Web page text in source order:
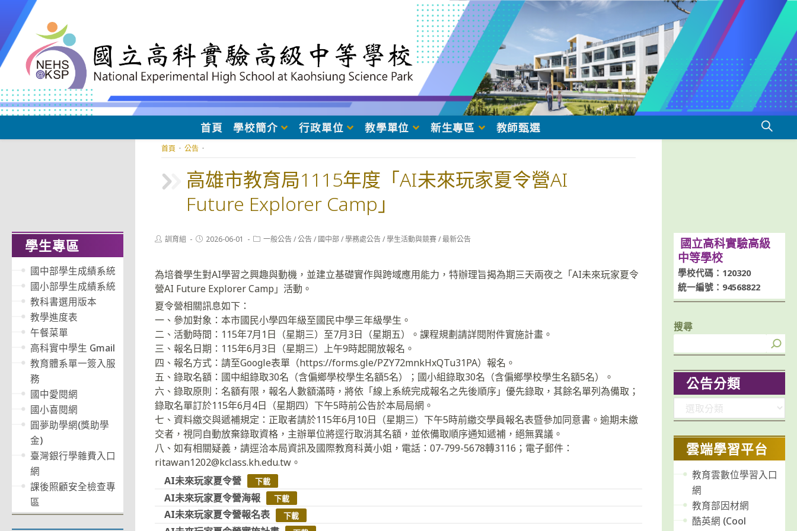
至
主
要
容
首頁 學校簡介 行政單位 教學單位 新生專區 教師甄選
高雄市教育局1115年度「AI未來玩家夏令營AI
Future Explorer Camp」
首頁 · 公告 ·
Post訓育組
Post2026-06-01
Post一般公告 / 公告 / 國中部 / 學務處公告 / 學生活動與競賽 / 最新公告
為培養學生對AI學習之興趣與動機，並建立基礎實作與跨域應用能力，特辦理旨揭為期三天兩夜之「AI未來玩家夏令
營AI Future Explorer Camp」活動。
夏令營相關訊息如下：
一、參加對象：本市國民小學四年級至國民中學三年級學生。
二、活動時間：115年7月1日（星期三）至7月3日（星期五）。課程規劃請詳閱附件實施計畫。
三、報名日期：115年6月3日（星期三）上午9時起開放報名。
四、報名方式：請至Google表單（https://forms.gle/PZY72mnkHxQTu31PA）報名。
五、錄取名額：國中組錄取30名（含偏鄉學校學生名額5名）；國小組錄取30名（含偏鄉學校學生名額5名）。
六、錄取原則：名額有限，報名人數額滿時，將依「線上系統完成報名之先後順序」優先錄取，其餘名單列為備取；
錄取名單訂於115年6月4日（星期四）下午5時前公告於本局局網。
七、資料繳交與遞補規定：正取者請於115年6月10日（星期三）下午5時前繳交學員報名表暨參加同意書。逾期未繳
交者，視同自動放棄錄取資格，主辦單位將逕行取消其名額，並依備取順序通知遞補，絕無異議。
八、如有相關疑義，請逕洽本局資訊及國際教育科黃小姐，電話：07-799-5678轉3116；電子郵件：
ritawan1202@kclass.kh.edu.tw。
AI未來玩家夏令營
下載
AI未來玩家夏令營海報 下載
AI未來玩家夏令營報名表 下載
學生專區
國中部學生成績系統
國小部學生成績系統
教科書選用版本
教學進度表
午餐菜單
高科實中學生 Gmail
教育體系單一簽入服
務
國中愛閱網
國小喜閱網
圓夢助學網(獎助學
金)
臺灣銀行學雜費入口
網
課後照顧安全檢查專
區
國立高科實驗高級
中等學校
學校代碼：120320
統一編號：94568822
搜尋
公告分類
類
雲端學習平台
教育雲數位學習入口
網
教育部因材網
酷英網 (Cool